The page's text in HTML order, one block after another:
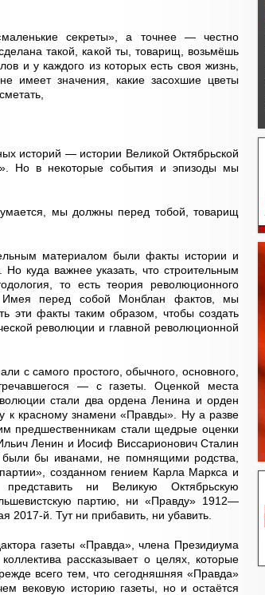
секреты», а точнее — честно
такой, какой ты, товарищ, возьмёшь
и у каждого из которых есть своя жизнь,
имеет значения, какие засохшие цветы
историй — истории Великой Октябрьской
Но в некоторые события и эпизоды мы
мы должны перед тобой, товарищ
материалом были факты истории и
куда важнее указать, что строительным
то есть теория революционного
Имея перед собой Монблан фактов, мы
эти факты таким образом, чтобы создать
революции и главной революционной
с самого простого, обычного, основного,
— с газеты. Оценкой места
стали два ордена Ленина и орден
к красному знамени «Правды». Ну а разве
предшественникам стали щедрые оценки
Ленин и Иосиф Виссарионович Сталин
были бы иванами, не помнящими родства,
созданном гением Карла Маркса и
ни Великую Октябрьскую
партию, ни «Правду» 1912—
2017-й. Тут ни прибавить, ни убавить.
газеты «Правда», члена Президиума
рассказывает о целях, которые
всего тем, что сегодняшняя «Правда»
вековую историю газеты, но и остаётся